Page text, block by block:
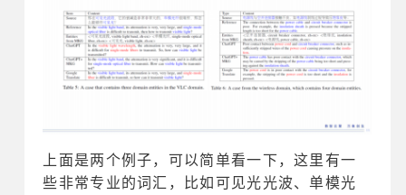
上面是两个例子，可以简单看一下，这里有一
些非常专业的词汇，比如可见光光波、单模光